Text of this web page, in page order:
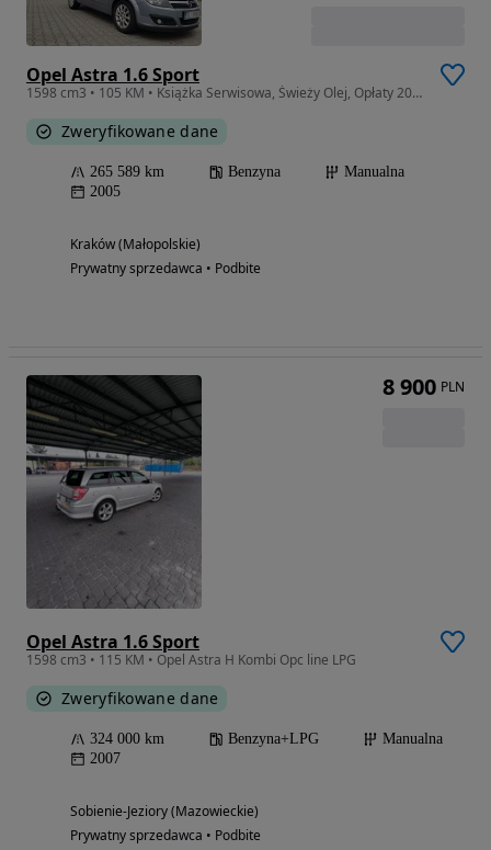
Opel Astra 1.6 Sport
1598 cm3 • 105 KM • Książka Serwisowa, Świeży Olej, Opłaty 2027
Zweryfikowane dane
265 589 km Benzyna
Manualna
2005
Kraków (Małopolskie)
Prywatny sprzedawca • Podbite
Opel Astra 1.6 Sport
1598 cm3 • 115 KM • Opel Astra H Kombi Opc line LPG
Zweryfikowane dane
324 000 km Benzyna+LPG
Manualna
2007
Sobienie-Jeziory (Mazowieckie)
Prywatny sprzedawca • Podbite
8 900 PLN